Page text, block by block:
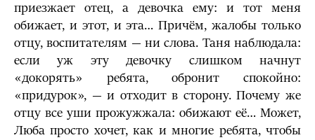
приезжает отец, а девочка ему: и тот меня
обижает, и этот, и эта… Причём, жалобы только
отцу, воспитателям — ни слова. Таня наблюдала:
если уж эту девочку слишком начнут
«докорять» ребята, обронит спокойно:
«придурок», — и отходит в сторону. Почему же
отцу все уши прожужжала: обижают её… Может,
Люба просто хочет, как и многие ребята, чтобы